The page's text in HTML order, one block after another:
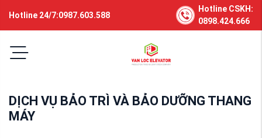
Hotline 24/7:0987.603.588
Hotline CSKH:
0898.424.666
DỊCH VỤ BẢO TRÌ VÀ BẢO DƯỠNG THANG
MÁY